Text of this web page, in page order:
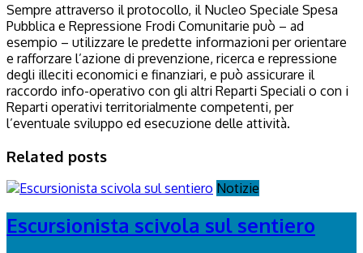
Sempre attraverso il protocollo, il Nucleo Speciale Spesa
Pubblica e Repressione Frodi Comunitarie può – ad
esempio – utilizzare le predette informazioni per orientare
e rafforzare l’azione di prevenzione, ricerca e repressione
degli illeciti economici e finanziari, e può assicurare il
raccordo info-operativo con gli altri Reparti Speciali o con i
Reparti operativi territorialmente competenti, per
l’eventuale sviluppo ed esecuzione delle attività.
Related posts
Notizie
Escursionista scivola sul sentiero